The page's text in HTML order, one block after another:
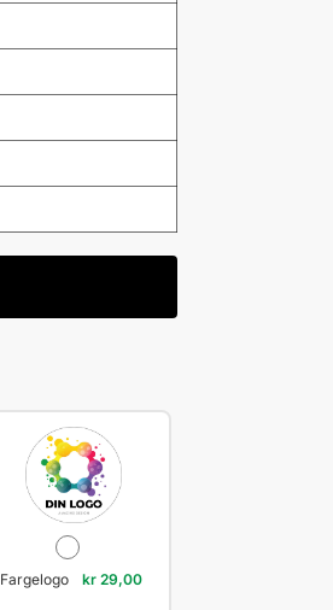
Fargelogo kr 29,00